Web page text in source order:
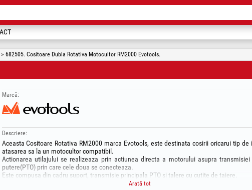
682505. Cositoare Dubla Rotativa Motocultor RM2000 Evotools.
Marcă:
Descriere:
Aceasta Cositoare Rotativa RM2000 marca Evotools, este destinata cosirii oricarui tip de
atasarea sa la un motocultor compatibil.
Actionarea utilajului se realizeaza prin actiunea directa a motorului asupra
putere(PTO) prin care cele doua se conecteaza.
Este compusa din cadru suport, transmisie principala PTO si talere cu cutite de taiere.
In forma standard, aceasta este compatibila cu modelul:
Arată tot